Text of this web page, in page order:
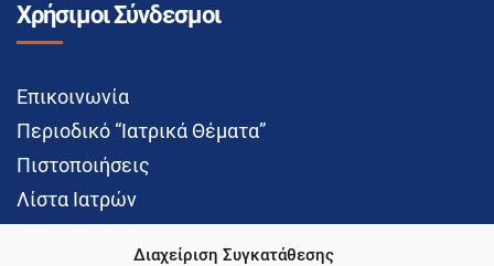
Διαχείριση Συγκατάθεσης
Χρήσιμοι Σύνδεσμοι
Επικοινωνία
Περιοδικό “Ιατρικά Θέματα”
Πιστοποιήσεις
Λίστα Ιατρών